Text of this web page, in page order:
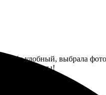
удобный, выбрала
свои моменты!